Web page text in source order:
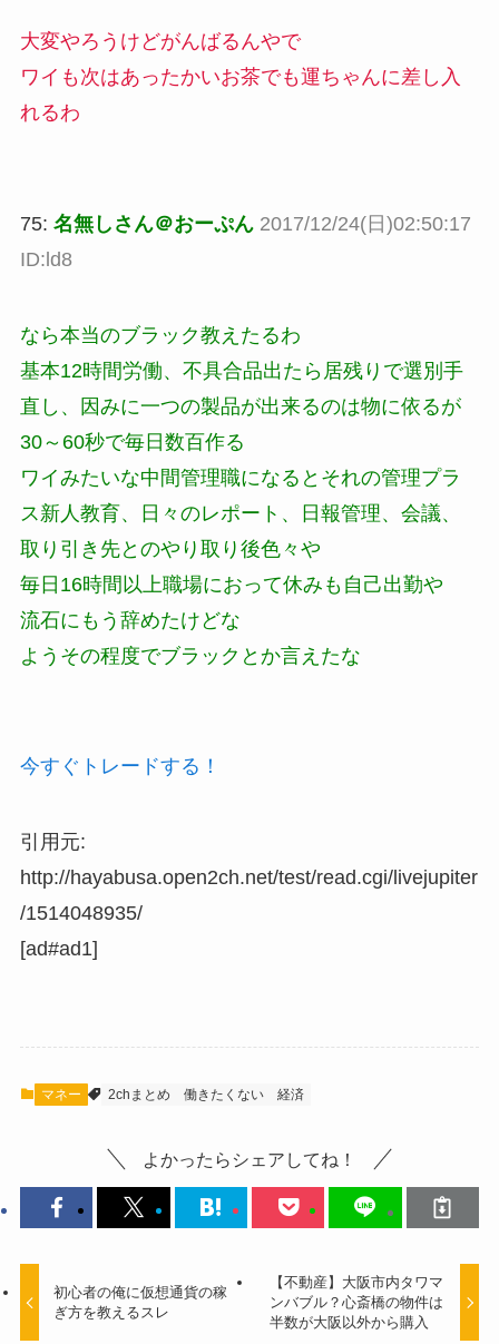
大変やろうけどがんばるんやで
ワイも次はあったかいお茶でも運ちゃんに差し入
れるわ
75: 名無しさん＠おーぷん 2017/12/24(日)02:50:17
ID:ld8
なら本当のブラック教えたるわ
基本12時間労働、不具合品出たら居残りで選別手
直し、因みに一つの製品が出来るのは物に依るが
30～60秒で毎日数百作る
ワイみたいな中間管理職になるとそれの管理プラ
ス新人教育、日々のレポート、日報管理、会議、
取り引き先とのやり取り後色々や
毎日16時間以上職場におって休みも自己出勤や
流石にもう辞めたけどな
ようその程度でブラックとか言えたな
今すぐトレードする！
引用元:
http://hayabusa.open2ch.net/test/read.cgi/livejupiter
/1514048935/
[ad#ad1]
マネー 2chまとめ 働きたくない 経済
よかったらシェアしてね！
初心者の俺に仮想通貨の稼
ぎ方を教えるスレ
【不動産】大阪市内タワマ
ンバブル？心斎橋の物件は
半数が大阪以外から購入